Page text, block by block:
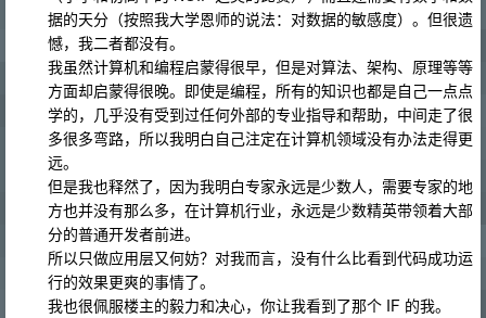
据的天分（按照我大学恩师的说法：对数据的敏感度）。但很遗
憾，我二者都没有。
我虽然计算机和编程启蒙得很早，但是对算法、架构、原理等等
方面却启蒙得很晚。即使是编程，所有的知识也都是自己一点点
学的，几乎没有受到过任何外部的专业指导和帮助，中间走了很
多很多弯路，所以我明白自己注定在计算机领域没有办法走得更
远。
但是我也释然了，因为我明白专家永远是少数人，需要专家的地
方也并没有那么多，在计算机行业，永远是少数精英带领着大部
分的普通开发者前进。
所以只做应用层又何妨？对我而言，没有什么比看到代码成功运
行的效果更爽的事情了。
我也很佩服楼主的毅力和决心，你让我看到了那个 IF 的我。